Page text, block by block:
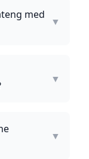
med
▼
▼
▼